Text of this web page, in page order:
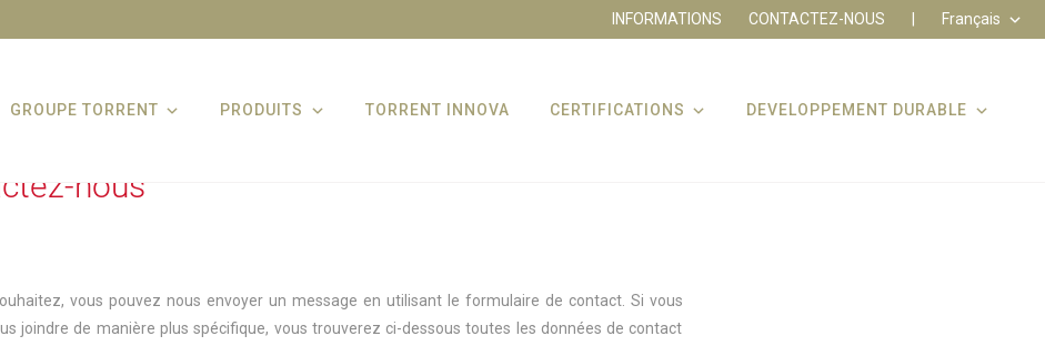
INFORMATIONS CONTACTEZ-NOUS Français
GROUPE TORRENT PRODUITS TORRENT INNOVA CERTIFICATIONS DEVELOPPEMENT DURABLE
nous
vous pouvez nous envoyer un message en utilisant le formulaire de contact. Si vous
joindre de manière plus spécifique, vous trouverez ci-dessous toutes les données de contact